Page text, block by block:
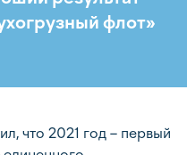
флот»
что 2021 год – первый